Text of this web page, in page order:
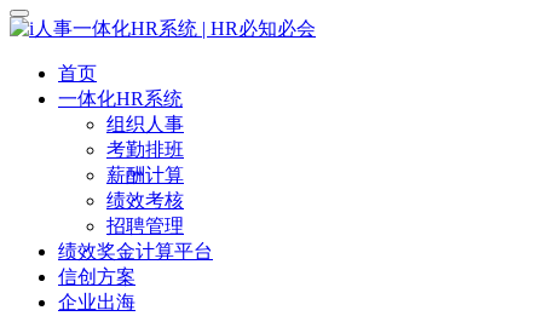
首页
一体化HR系统
组织人事
考勤排班
薪酬计算
绩效考核
招聘管理
绩效奖金计算平台
信创方案
企业出海